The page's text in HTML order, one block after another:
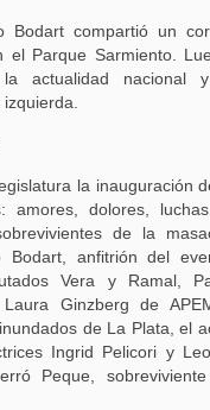
Bodart compartió un
el Parque Sarmiento.
la actualidad nacional
la inauguración
amores, dolores,
de la
Bodart, anfitrión del
Vera y Ramal,
Ginzberg de
de La Plata, el
Ingrid Pelicori y
Peque,